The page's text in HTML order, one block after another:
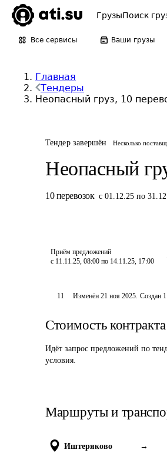
ГрузыПоиск
Все сервисы Ваши грузы
Главная
Тендеры
Неопасный груз, 10
Тендер завершён Несколько
Неопасный
10 перевозок с 01.12.25 по
Приём предложений
с 11.11.25, 08:00 по 14.11.25, 17:00
11 Изменён21 ноя 2025. Создан
Стоимость контракта
Идёт запрос предложений по
условия.
Маршруты и
Иштеряково →